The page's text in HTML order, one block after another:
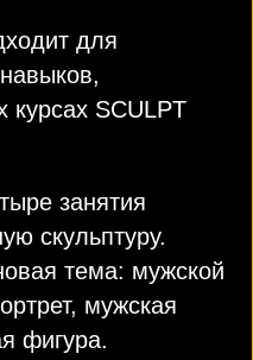
для
курсах SCULPT
занятия
скульптуру.
тема: мужской
мужская
фигура.